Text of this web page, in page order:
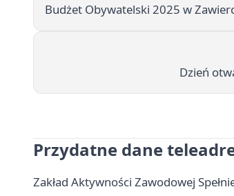
Budżet Obywatelski 2025 w
Dzień
Przydatne dane
Zakład Aktywności Zawodowej